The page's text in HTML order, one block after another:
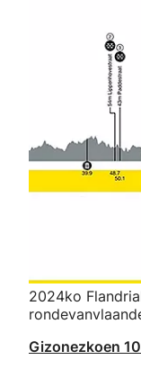
2024ko
Gizonezkoen